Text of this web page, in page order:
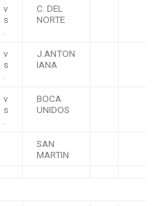
v
s
.
C. DEL
NORTE
v
s
.
J.ANTON
IANA
v
s
.
BOCA
UNIDOS
SAN
MARTIN